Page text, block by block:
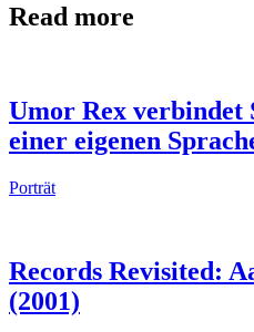
Read more
Umor Rex verbindet
einer eigenen
Porträt
Records Revisited:
(2001)